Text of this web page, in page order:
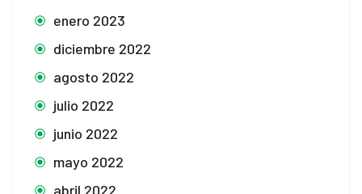
enero 2023
diciembre 2022
agosto 2022
julio 2022
junio 2022
mayo 2022
abril 2022